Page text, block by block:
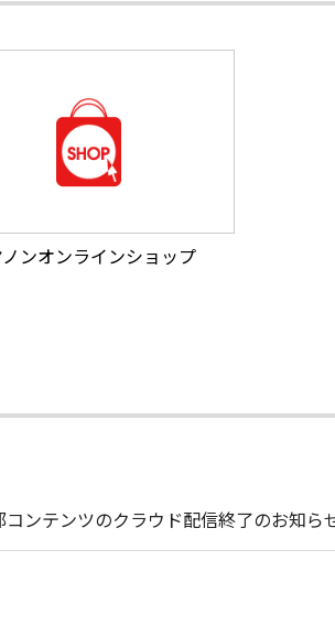
ンオンラインショップ
テンツのクラウド配信終了のお知ら